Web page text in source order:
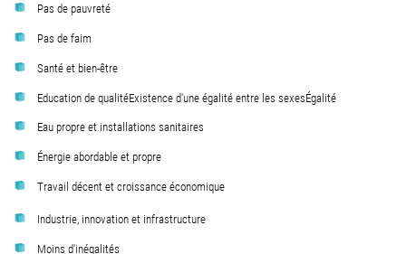
Pas de pauvreté
Pas de faim
Santé et bien-être
Education de qualitéExistence d'une égalité entre les sexesÉgalité
Eau propre et installations sanitaires
Énergie abordable et propre
Travail décent et croissance économique
Industrie, innovation et infrastructure
Moins d'inégalités